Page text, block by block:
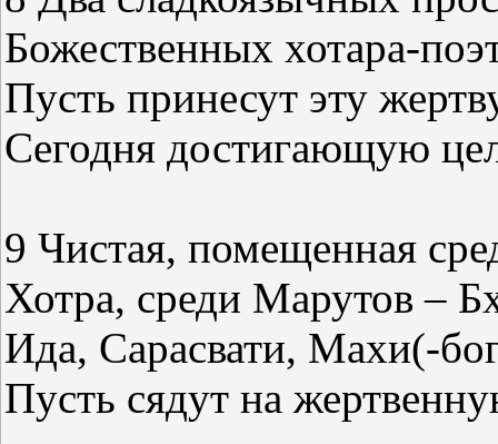
Божественных хотара-
Пусть принесут эту
Сегодня достигающую
9 Чистая, помещенная
Хотра, среди Марутов –
Ида, Сарасвати, Махи(-
Пусть сядут на